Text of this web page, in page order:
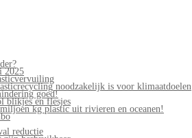
2025
noodzakelijk is voor klimaatdoelen
goed!
blikjes en flesjes
kg plastic uit rivieren en oceanen!
reductie